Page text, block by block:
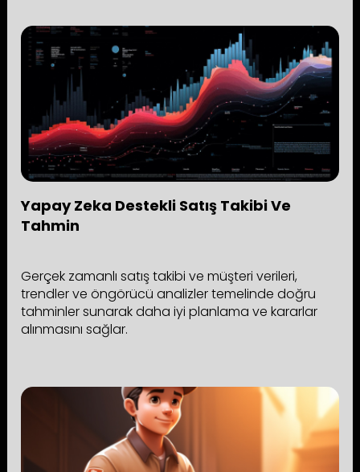
Yapay Zeka Destekli Satış Takibi Ve
Tahmin
Gerçek zamanlı satış takibi ve müşteri verileri,
trendler ve öngörücü analizler temelinde doğru
tahminler sunarak daha iyi planlama ve kararlar
alınmasını sağlar.